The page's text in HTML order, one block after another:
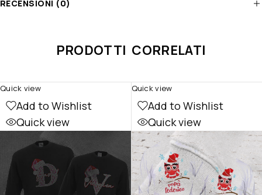
RECENSIONI (0)
PRODOTTI CORRELATI
Add to Wishlist
Quick view
Quick view
Add to Wishlist
Quick view
Quick view